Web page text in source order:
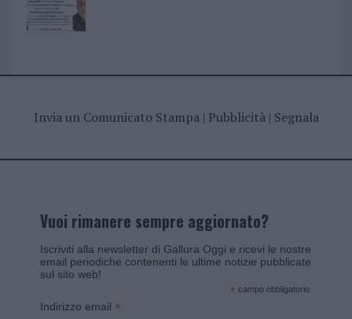
Invia un Comunicato Stampa| Pubblicità| Segnala
Vuoi rimanere sempre aggiornato?
Iscriviti alla newsletter di Gallura Oggi e ricevi le nostre
email periodiche contenenti le ultime notizie pubblicate
sul sito web!
* campo obbligatorio
Indirizzo email *